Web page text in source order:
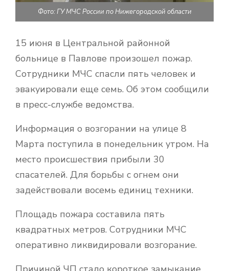
Ю
Фото: ГУ МЧС России по Нижегородской области
15 июня в Центральной районной
больнице в Павлове произошел пожар.
Сотрудники МЧС спасли пять человек и
эвакуировали еще семь. Об этом сообщили
в пресс-службе ведомства.
Информация о возгорании на улице 8
Марта поступила в понедельник утром. На
место происшествия прибыли 30
спасателей. Для борьбы с огнем они
задействовали восемь единиц техники.
Площадь пожара составила пять
квадратных метров. Сотрудники МЧС
оперативно ликвидировали возгорание.